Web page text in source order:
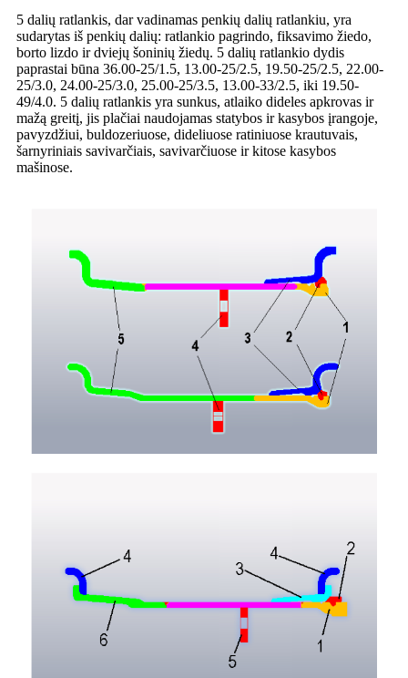
5 dalių ratlankis, dar vadinamas penkių dalių ratlankiu, yra
sudarytas iš penkių dalių: ratlankio pagrindo, fiksavimo žiedo,
borto lizdo ir dviejų šoninių žiedų. 5 dalių ratlankio dydis
paprastai būna 36.00-25/1.5, 13.00-25/2.5, 19.50-25/2.5, 22.00-
25/3.0, 24.00-25/3.0, 25.00-25/3.5, 13.00-33/2.5, iki 19.50-
49/4.0. 5 dalių ratlankis yra sunkus, atlaiko dideles apkrovas ir
mažą greitį, jis plačiai naudojamas statybos ir kasybos įrangoje,
pavyzdžiui, buldozeriuose, dideliuose ratiniuose krautuvais,
šarnyriniais savivarčiais, savivarčiuose ir kitose kasybos
mašinose.